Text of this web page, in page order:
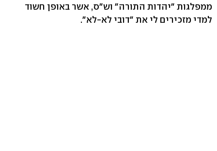
ממפלגות "יהדות התורה" וש"ס, אשר באופן חשוד
למדי מזכירים לי את "דובי לא-לא".